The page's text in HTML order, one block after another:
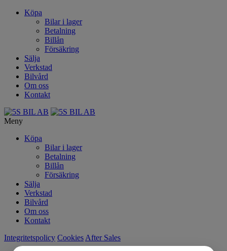
Köpa
Bilar i lager
Betalning
Billån
Försäkring
Sälja
Verkstad
Bilvård
Om oss
Kontakt
Meny
Köpa
Bilar i lager
Betalning
Billån
Försäkring
Sälja
Verkstad
Bilvård
Om oss
Kontakt
Integritetspolicy Cookies After Sales